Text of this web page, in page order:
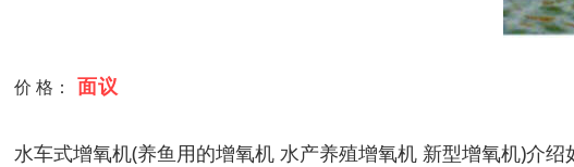
价 格： 面议
水车式增氧机(养鱼用的增氧机 水产养殖增氧机 新型增氧机)介绍